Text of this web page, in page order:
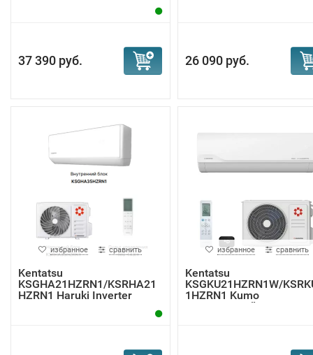
37 390 руб. 26 090 руб.
избранное сравнить
Kentatsu
KSGHA21HZRN1/KSRHA21
HZRN1 Haruki Inverter
избранное сравнить
Kentatsu
KSGKU21HZRN1W/
1HZRN1 Kumo
инверторный конд...